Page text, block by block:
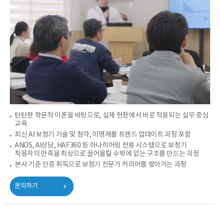
탄탄한 학문적 이론을 바탕으로, 실제 현장에서 바로 적용되는 실무 중심
교육
최신 AI 보청기 기술 및 청각, 이명재활 트렌드 업데이트 과정 포함
ANOS, AI상담, HAF360 등 하나히어링 전용 시스템으로 보청기
착용자의 만족을 최상으로 끌어올릴 수밖에 없는 구조를 만드는 과정
본사 기준 인증 취득으로 보청기 전문가 커리어를 쌓아가는 과정
문의하기